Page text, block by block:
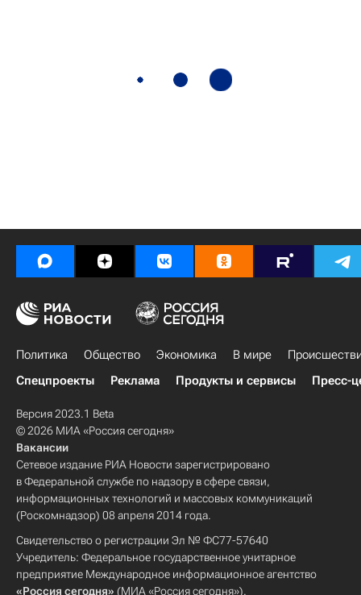
Политика Общество Экономика В мире
Спецпроекты
Реклама Продукты и сервисы Пресс-
Версия 2023.1 Beta
© 2026 МИА «Россия сегодня»
Вакансии
Сетевое издание РИА Новости зарегистрировано
в Федеральной службе по надзору в сфере связи,
информационных технологий и массовых коммуникаций
(Роскомнадзор) 08 апреля 2014 года.
Свидетельство о регистрации Эл № ФС77-57640
Учредитель: Федеральное государственное унитарное
предприятие Международное информационное агентство
«Россия сегодня» (МИА «Россия сегодня»).